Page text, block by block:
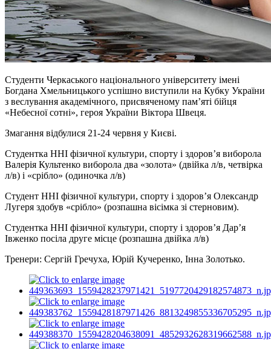
Студенти Черкаського національного університету імені
Богдана Хмельницького успішно виступили на Кубку України
з веслування академічного, присвяченому памʼяті бійця
«Небесної сотні», героя України Віктора Швеця.
Змагання відбулися 21-24 червня у Києві.
Студентка ННІ фізичної культури, спорту і здоров’я виборола
Валерія Культенко виборола два «золота» (двійка л/в, четвірка
л/в) і «срібло» (одиночка л/в)
Студент ННІ фізичної культури, спорту і здоров’я Олександр
Лугеря здобув «срібло» (розпашна вісімка зі стерновим).
Студентка ННІ фізичної культури, спорту і здоров’я Дарʼя
Івженко посіла друге місце (розпашна двійка л/в)
Тренери: Сергій Гречуха, Юрій Кучеренко, Інна Золотько.